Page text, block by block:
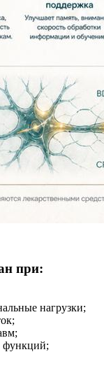
при:
нагрузки;
функций;